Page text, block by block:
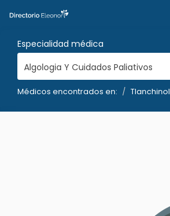
Especialidad médica
Algologia Y Cuidados Paliativos
Médicos encontrados en: Tlanchinol